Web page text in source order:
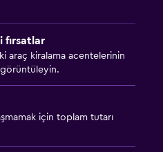
fırsatlar
araç kiralama acentelerinin
görüntüleyin.
için toplam tutarı